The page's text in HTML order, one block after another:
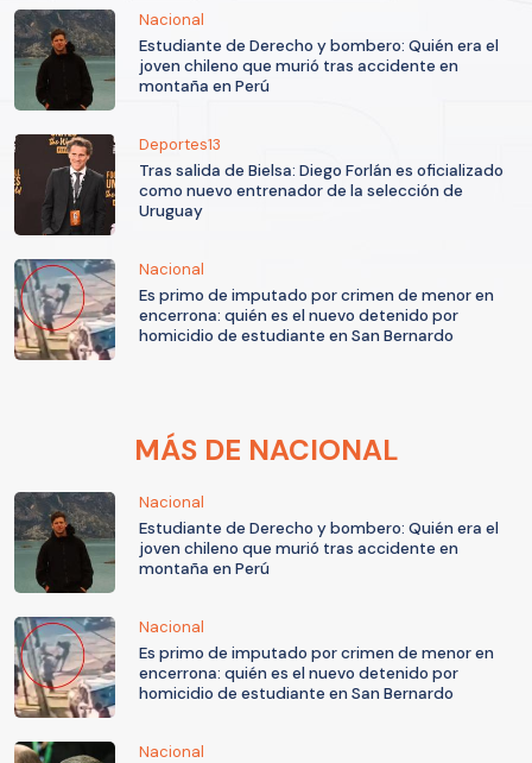
Nacional
Estudiante de Derecho y bombero: Quién era el
joven chileno que murió tras accidente en
montaña en Perú
Deportes13
Tras salida de Bielsa: Diego Forlán es oficializado
como nuevo entrenador de la selección de
Uruguay
Nacional
Es primo de imputado por crimen de menor en
encerrona: quién es el nuevo detenido por
homicidio de estudiante en San Bernardo
MÁS DE NACIONAL
Nacional
Estudiante de Derecho y bombero: Quién era el
joven chileno que murió tras accidente en
montaña en Perú
Nacional
Es primo de imputado por crimen de menor en
encerrona: quién es el nuevo detenido por
homicidio de estudiante en San Bernardo
Nacional